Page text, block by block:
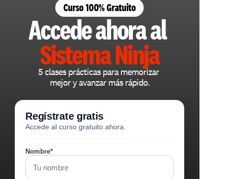
Curso 100% Gratuito
Accede ahora al
Sistema Ninja
5 clases prácticas para memorizar
mejor y avanzar más rápido.
Regístrate gratis
Accede al curso gratuito ahora.
Nombre*